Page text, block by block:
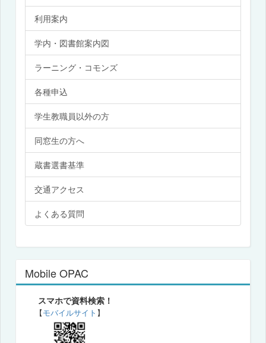
利用案内
学内・図書館案内図
ラーニング・コモンズ
各種申込
学生教職員以外の方
同窓生の方へ
蔵書選書基準
交通アクセス
よくある質問
Mobile OPAC
スマホで資料検索！
【モバイルサイト 】